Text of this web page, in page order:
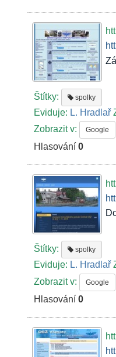
Štítky: spolky
Eviduje: L. Hradlař
Zobrazit v: Google
Hlasování0
Štítky: spolky
Eviduje: L. Hradlař
Zobrazit v: Google
Hlasování0